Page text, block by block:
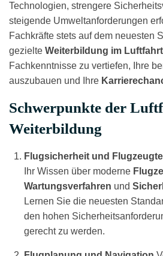
Preis: Auf Anfrage
Luftfahrt
Löten in der Luft- und
Kursdauer: Auf Anfrage
Preis: Auf Anfrage
Technologien, strengere
steigende Umweltanforderungen
Fachkräfte stets auf dem neuesten
gezielte Weiterbildung im
Fachkenntnisse zu vertiefen, Ihre
auszubauen und Ihre
Schwerpunkte der
Weiterbildung
Flugsicherheit und
Ihr Wissen über moderne
Wartungsverfahren und
Lernen Sie die neuesten
den hohen
gerecht zu werden.